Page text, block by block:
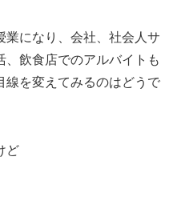
業になり、会社、社会人サ
、飲食店でのアルバイトも
線を変えてみるのはどうで
ど